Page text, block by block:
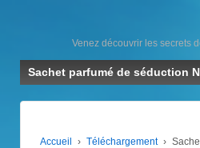
Venez découvrir les secrets
Sachet parfumé de séduction
Accueil › Téléchargement ›